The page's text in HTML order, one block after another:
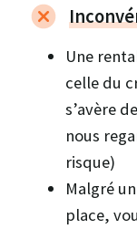
Une
celle du
s’avère
nous
risque)
Malgré
place,